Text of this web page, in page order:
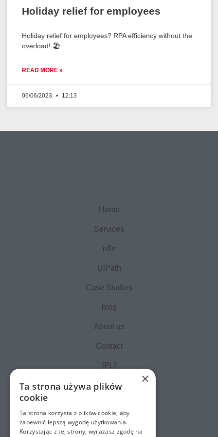
Holiday relief for employees
Holiday relief for employees? RPA efficiency without the
overload! 🏖️
READ MORE »
06/06/2023 12:13
Home
Services
n8n
UiPath
Case Studies
blog
About us
Contact
[PL]
×
Ta strona używa plików
cookie
Ta strona korzysta z plików cookie, aby
zapewnić lepszą wygodę użytkowania.
Korzystając z tej strony, wyrażasz zgodę na